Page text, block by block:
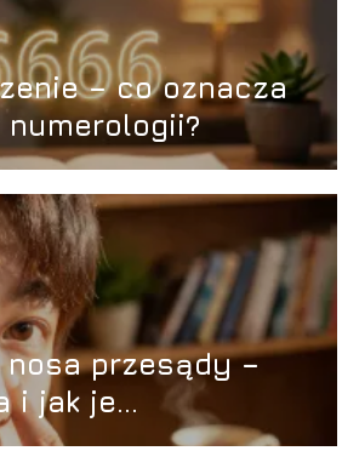
– co oznacza
nosa przesądy –
i jak je